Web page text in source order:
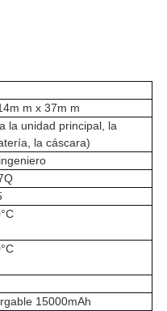
m x 37m m
la unidad principal, la
la cáscara)
15000mAh